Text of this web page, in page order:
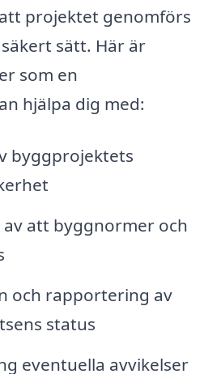
projektet genomförs
sätt. Här är
som en
hjälpa dig med:
byggprojektets
av att byggnormer och
och rapportering av
status
eventuella avvikelser